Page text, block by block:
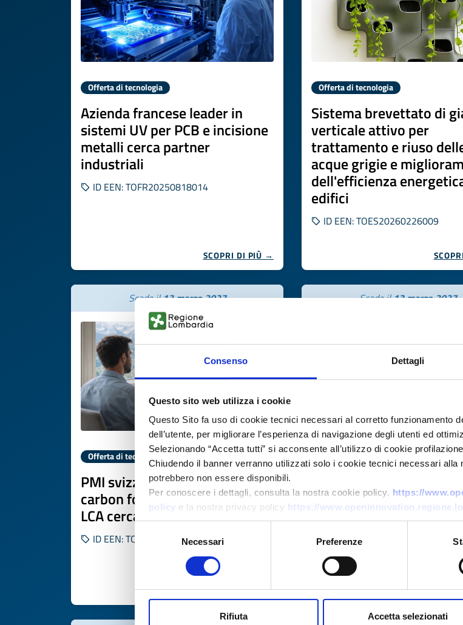
Consenso Dettagli
Questo sito web utilizza i cookie
Questo Sito fa uso di cookie tecnici necessari al corretto funzionamento
dell’utente, per migliorare l’esperienza di navigazione degli utenti ed
Selezionando “Accetta tutti” si acconsente all’utilizzo di cookie
Chiudendo il banner verranno utilizzati solo i cookie tecnici necessari
potrebbero non essere disponibili.
Per conoscere i dettagli, consulta la nostra cookie policy. https://
policy e la nostra privacy policy https://
del
Necessari Preferenze
Rifiuta Accetta selezionati
Offerta di tecnologia
Azienda francese leader in
sistemi UV per PCB e incisione
metalli cerca partner
industriali
ID EEN: TOFR20250818014
SCOPRI DI PIÙ →
Offerta di tecnologia
Sistema brevettato di
verticale attivo per
trattamento e riuso
acque grigie e
dell'efficienza
edifici
ID EEN: TOES20260226009
Scade il13 marzo 2027
Offerta di tecnologia
PMI svizzera esperta in LCA,
carbon footprint e database
LCA cerca collaborazioni R&D
ID EEN: TOCH20260302021
SCOPRI DI PIÙ →
Scade il13 marzo 2027
prestazioni da
offerti per co-sviluppo
industriale
ID EEN: TOAT20260226018